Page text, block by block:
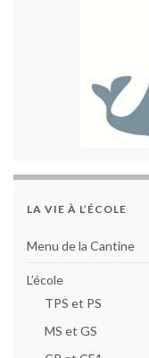
LA VIE À L’ÉCOLE
Menu de la Cantine
L’école
TPS et PS
MS et GS